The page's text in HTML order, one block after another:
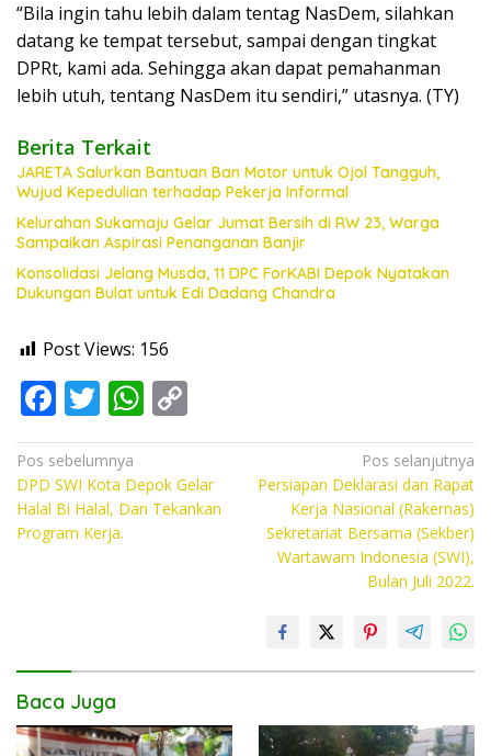
“Bila ingin tahu lebih dalam tentag NasDem, silahkan
datang ke tempat tersebut, sampai dengan tingkat
DPRt, kami ada. Sehingga akan dapat pemahanman
lebih utuh, tentang NasDem itu sendiri,” utasnya. (TY)
Berita Terkait
JARETA Salurkan Bantuan Ban Motor untuk Ojol Tangguh,
Wujud Kepedulian terhadap Pekerja Informal
Kelurahan Sukamaju Gelar Jumat Bersih di RW 23, Warga
Sampaikan Aspirasi Penanganan Banjir
Konsolidasi Jelang Musda, 11 DPC ForKABI Depok Nyatakan
Dukungan Bulat untuk Edi Dadang Chandra
Post Views: 156
F
ac
e
b
o
T
w
itt
er
W
h
at
s
o
p
y
Navigasi
pos
Pos sebelumnya
DPD SWI Kota Depok Gelar
Halal Bi Halal, Dan Tekankan
Program Kerja.
Pos selanjutnya
Persiapan Deklarasi dan Rapat
Kerja Nasional (Rakernas)
Sekretariat Bersama (Sekber)
Wartawam Indonesia (SWI),
Bulan Juli 2022.
Baca Juga